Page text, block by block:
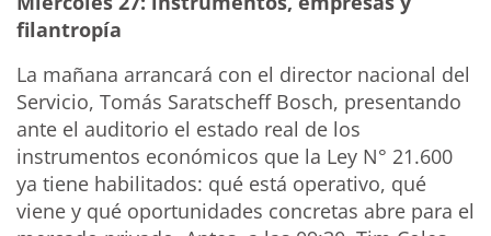
filantropía
La mañana arrancará con el director nacional del
Servicio, Tomás Saratscheff Bosch, presentando
ante el auditorio el estado real de los
instrumentos económicos que la Ley N° 21.600
ya tiene habilitados: qué está operativo, qué
viene y qué oportunidades concretas abre para el